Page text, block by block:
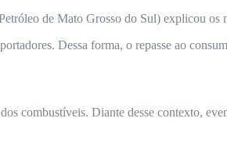
de Mato Grosso do Sul) explicou os
Dessa forma, o repasse ao
combustíveis. Diante desse contexto,